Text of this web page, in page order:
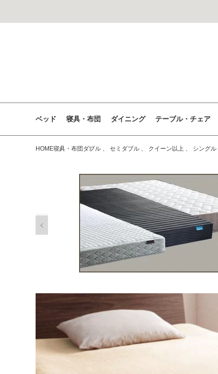
ベッド 寝具・布団 ダイニング テーブル・チェア
HOME寝具・布団 ダブル 、 セミダブル 、 クイーン以上 、 シングル